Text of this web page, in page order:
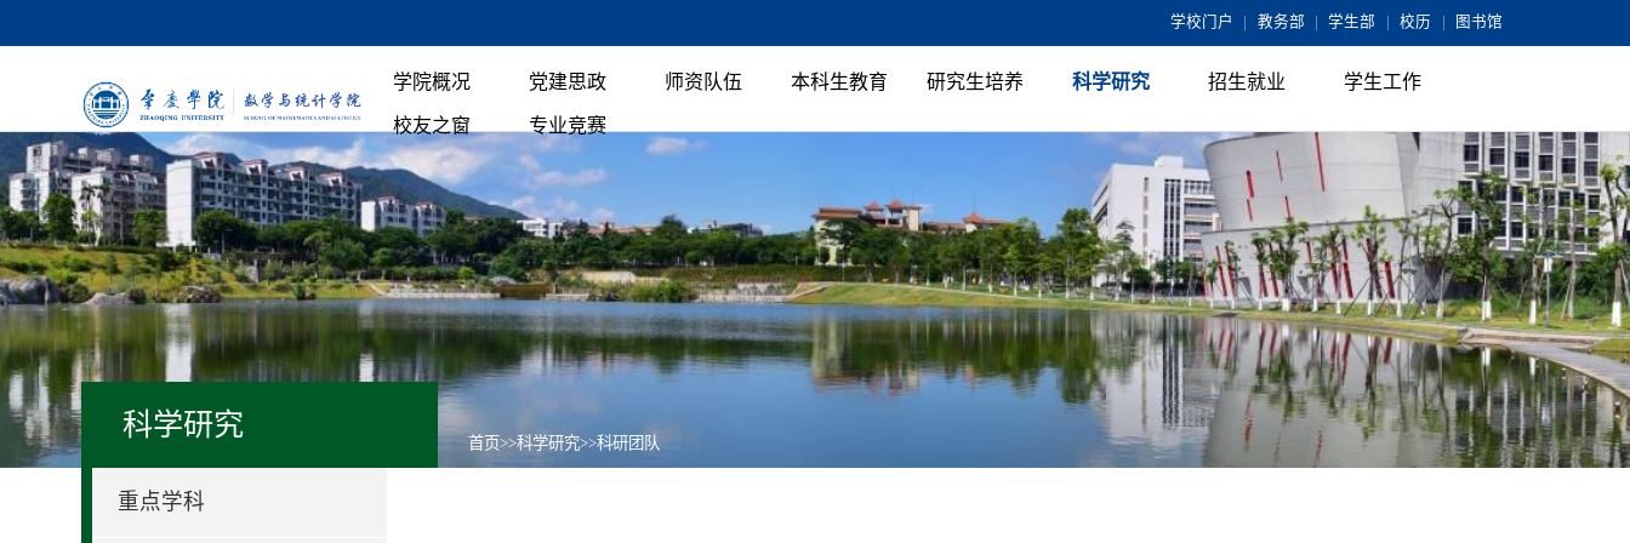
学校门户 教务部 学生部 校历 图书馆
学院概况 党建思政 师资队伍 本科生教育 研究生培养 科学研究 招生就业 学生工作
校友之窗 专业竞赛
科学研究
重点学科
首页>>科学研究>>科研团队